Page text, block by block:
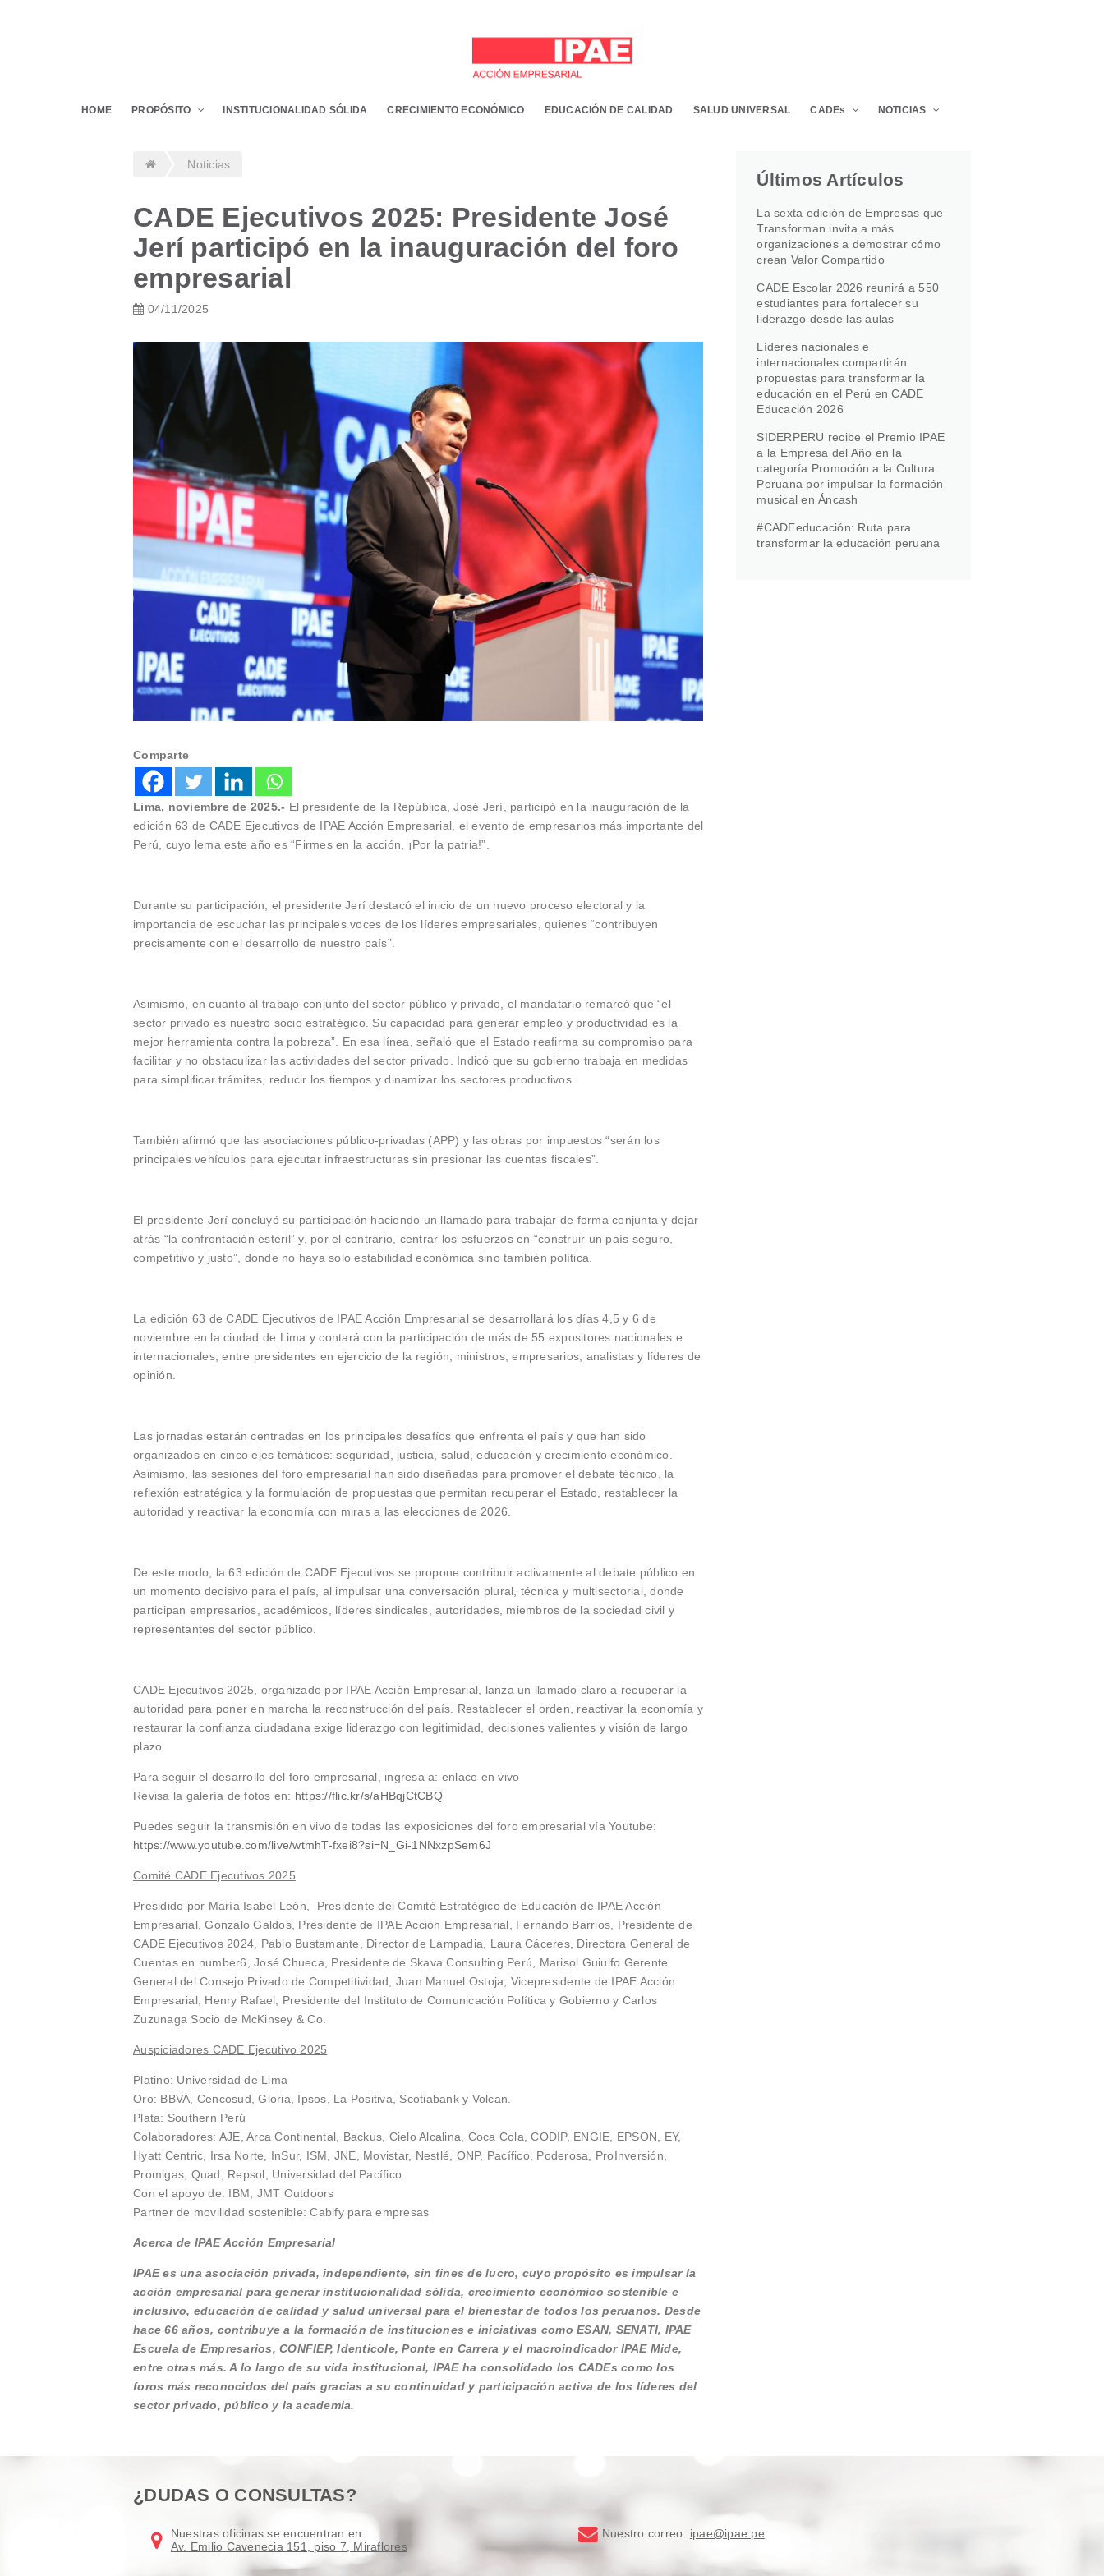
HOME PROPÓSITO INSTITUCIONALIDAD SÓLIDA CRECIMIENTO ECONÓMICO EDUCACIÓN DE CALIDAD SALUD UNIVERSAL CADEs NOTICIAS
Noticias
CADE Ejecutivos 2025: Presidente José
Jerí participó en la inauguración del foro
empresarial
04/11/2025
Comparte
Lima, noviembre de 2025.- El presidente de la República, José Jerí, participó en la inauguración de la
edición 63 de CADE Ejecutivos de IPAE Acción Empresarial, el evento de empresarios más importante del
Perú, cuyo lema este año es “Firmes en la acción, ¡Por la patria!”.
Durante su participación, el presidente Jerí destacó el inicio de un nuevo proceso electoral y la
importancia de escuchar las principales voces de los líderes empresariales, quienes “contribuyen
precisamente con el desarrollo de nuestro país”.
Asimismo, en cuanto al trabajo conjunto del sector público y privado, el mandatario remarcó que “el
sector privado es nuestro socio estratégico. Su capacidad para generar empleo y productividad es la
mejor herramienta contra la pobreza”. En esa línea, señaló que el Estado reafirma su compromiso para
facilitar y no obstaculizar las actividades del sector privado. Indicó que su gobierno trabaja en medidas
para simplificar trámites, reducir los tiempos y dinamizar los sectores productivos.
También afirmó que las asociaciones público-privadas (APP) y las obras por impuestos “serán los
principales vehículos para ejecutar infraestructuras sin presionar las cuentas fiscales”.
El presidente Jerí concluyó su participación haciendo un llamado para trabajar de forma conjunta y dejar
atrás “la confrontación esteril” y, por el contrario, centrar los esfuerzos en “construir un país seguro,
competitivo y justo”, donde no haya solo estabilidad económica sino también política.
La edición 63 de CADE Ejecutivos de IPAE Acción Empresarial se desarrollará los días 4,5 y 6 de
noviembre en la ciudad de Lima y contará con la participación de más de 55 expositores nacionales e
internacionales, entre presidentes en ejercicio de la región, ministros, empresarios, analistas y líderes de
opinión.
Las jornadas estarán centradas en los principales desafíos que enfrenta el país y que han sido
organizados en cinco ejes temáticos: seguridad, justicia, salud, educación y crecimiento económico.
Asimismo, las sesiones del foro empresarial han sido diseñadas para promover el debate técnico, la
reflexión estratégica y la formulación de propuestas que permitan recuperar el Estado, restablecer la
autoridad y reactivar la economía con miras a las elecciones de 2026.
De este modo, la 63 edición de CADE Ejecutivos se propone contribuir activamente al debate público en
un momento decisivo para el país, al impulsar una conversación plural, técnica y multisectorial, donde
participan empresarios, académicos, líderes sindicales, autoridades, miembros de la sociedad civil y
representantes del sector público.
CADE Ejecutivos 2025, organizado por IPAE Acción Empresarial, lanza un llamado claro a recuperar la
autoridad para poner en marcha la reconstrucción del país. Restablecer el orden, reactivar la economía y
restaurar la confianza ciudadana exige liderazgo con legitimidad, decisiones valientes y visión de largo
plazo.
Para seguir el desarrollo del foro empresarial, ingresa a: enlace en vivo
Revisa la galería de fotos en: https://flic.kr/s/aHBqjCtCBQ
Puedes seguir la transmisión en vivo de todas las exposiciones del foro empresarial vía Youtube:
https://www.youtube.com/live/wtmhT-fxei8?si=N_Gi-1NNxzpSem6J
Comité CADE Ejecutivos 2025
Presidido por María Isabel León, Presidente del Comité Estratégico de Educación de IPAE Acción
Empresarial, Gonzalo Galdos, Presidente de IPAE Acción Empresarial, Fernando Barrios, Presidente de
CADE Ejecutivos 2024, Pablo Bustamante, Director de Lampadia, Laura Cáceres, Directora General de
Cuentas en number6, José Chueca, Presidente de Skava Consulting Perú, Marisol Guiulfo Gerente
General del Consejo Privado de Competitividad, Juan Manuel Ostoja, Vicepresidente de IPAE Acción
Empresarial, Henry Rafael, Presidente del Instituto de Comunicación Política y Gobierno y Carlos
Zuzunaga Socio de McKinsey & Co.
Auspiciadores CADE Ejecutivo 2025
Platino: Universidad de Lima
Oro: BBVA, Cencosud, Gloria, Ipsos, La Positiva, Scotiabank y Volcan.
Plata: Southern Perú
Colaboradores: AJE, Arca Continental, Backus, Cielo Alcalina, Coca Cola, CODIP, ENGIE, EPSON, EY,
Hyatt Centric, Irsa Norte, InSur, ISM, JNE, Movistar, Nestlé, ONP, Pacífico, Poderosa, ProInversión,
Promigas, Quad, Repsol, Universidad del Pacífico.
Con el apoyo de: IBM, JMT Outdoors
Partner de movilidad sostenible: Cabify para empresas
Acerca de IPAE Acción Empresarial
IPAE es una asociación privada, independiente, sin fines de lucro, cuyo propósito es impulsar la
acción empresarial para generar institucionalidad sólida, crecimiento económico sostenible e
inclusivo, educación de calidad y salud universal para el bienestar de todos los peruanos. Desde
hace 66 años, contribuye a la formación de instituciones e iniciativas como ESAN, SENATI, IPAE
Escuela de Empresarios, CONFIEP, Identicole, Ponte en Carrera y el macroindicador IPAE Mide,
entre otras más. A lo largo de su vida institucional, IPAE ha consolidado los CADEs como los
foros más reconocidos del país gracias a su continuidad y participación activa de los líderes del
sector privado, público y la academia.
Últimos Artículos
La sexta edición de Empresas que
Transforman invita a más
organizaciones a demostrar cómo
crean Valor Compartido
CADE Escolar 2026 reunirá a 550
estudiantes para fortalecer su
liderazgo desde las aulas
Líderes nacionales e
internacionales compartirán
propuestas para transformar la
educación en el Perú en CADE
Educación 2026
SIDERPERU recibe el Premio IPAE
a la Empresa del Año en la
categoría Promoción a la Cultura
Peruana por impulsar la formación
musical en Áncash
#CADEeducación: Ruta para
transformar la educación peruana
¿DUDAS O CONSULTAS?
Nuestras oficinas se encuentran en:
Av. Emilio Cavenecia 151, piso 7, Miraflores
Nuestro correo: ipae@ipae.pe